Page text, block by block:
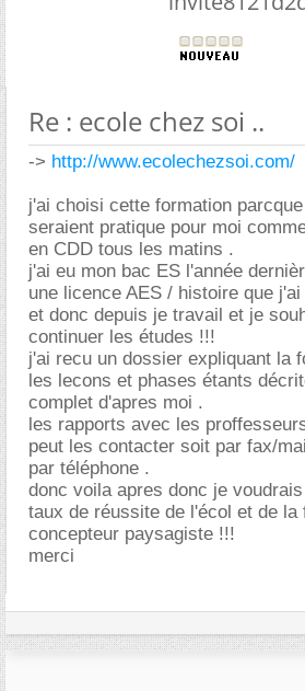
Re : ecole chez soi ..
-> http://www.ecolechezsoi.com/
j'ai choisi cette formation
seraient pratique pour moi
en CDD tous les matins .
j'ai eu mon bac ES l'année
une licence AES / histoire que
et donc depuis je travail et je
continuer les études !!!
j'ai recu un dossier expliquant la
les lecons et phases étants
complet d'apres moi .
les rapports avec les
peut les contacter soit par fax/
par téléphone .
donc voila apres donc je
taux de réussite de l'écol et de la
concepteur paysagiste !!!
merci